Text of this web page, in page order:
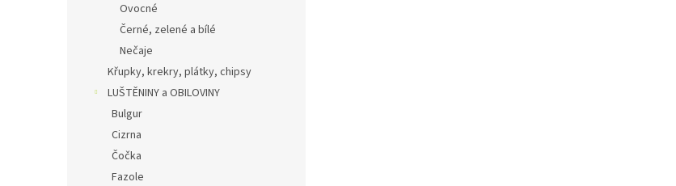
Ovocné
Černé, zelené a bílé
Nečaje
Křupky, krekry, plátky, chipsy
LUŠTĚNINY a OBILOVINY
Bulgur
Cizrna
Čočka
Fazole